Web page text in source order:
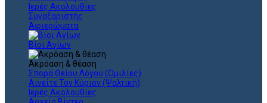
Ιερές Ακολουθίες
Συναξαριστής
Αφιερώματα
Βίοι Αγίων
Ακρόαση & θέαση
Σπορά Θείου Λόγου (Ομιλίες)
Αινείτε Τον Κύριον (Ψαλτική)
Ιερές Ακολουθίες